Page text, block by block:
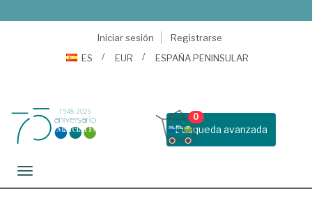
Iniciar sesión
Registrarse
ES
EUR ESPAÑA PENINSULAR
Busqueda avanzada
0
Toggle navigation